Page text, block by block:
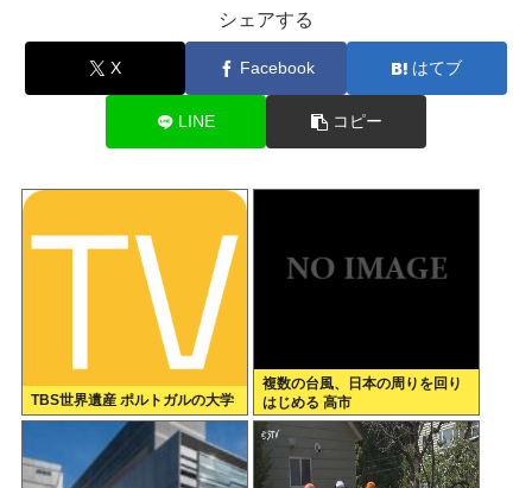
シェアする
X Facebook はてブ
LINE コピー
TBS世界遺産 ポルトガルの大学
複数の台風、日本の周りを回り
はじめる 高市